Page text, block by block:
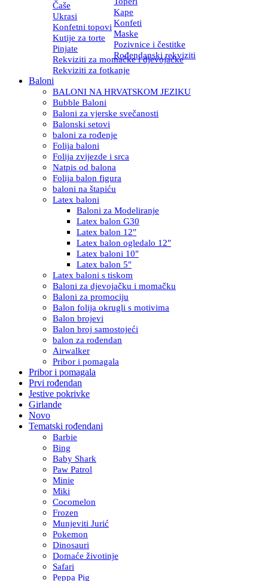
Čaše
Ukrasi
Kape
Konfetni topovi Konfeti
Kutije za torte
Maske
Pinjate
Pozivnice i čestitke
Rekviziti za momačke i djevojačke
Rođendanski rekviziti
Rekviziti za fotkanje
Baloni
BALONI NA HRVATSKOM JEZIKU
Bubble Baloni
Baloni za vjerske svečanosti
Balonski setovi
baloni za rođenje
Folija baloni
Folija zvijezde i srca
Natpis od balona
Folija balon figura
baloni na štapiću
Latex baloni
Baloni za Modeliranje
Latex balon G30
Latex balon 12″
Latex balon ogledalo 12″
Latex baloni 10″
Latex balon 5″
Latex baloni s tiskom
Baloni za djevojačku i momačku
Baloni za promociju
Balon folija okrugli s motivima
Balon brojevi
Balon broj samostojeći
balon za rođendan
Airwalker
Pribor i pomagala
Pribor i pomagala
Prvi rođendan
Jestive pokrivke
Girlande
Novo
Tematski rođendani
Barbie
Bing
Baby Shark
Paw Patrol
Minie
Miki
Cocomelon
Frozen
Munjeviti Jurić
Pokemon
Dinosauri
Domaće životinje
Safari
Peppa Pig